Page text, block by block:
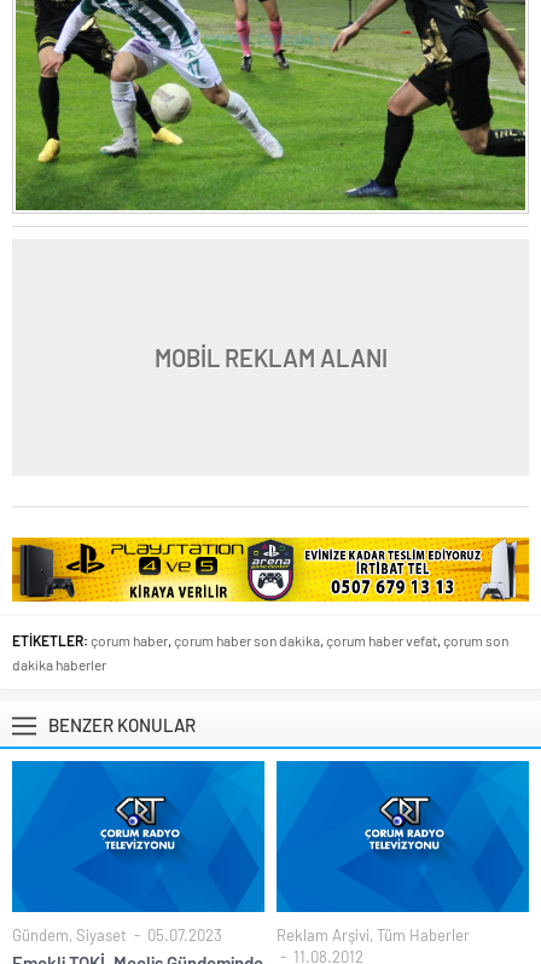
MOBİL REKLAM ALANI
ETİKETLER: çorum haber çorum haber son dakika çorum haber vefat çorum son
dakika haberler
BENZER KONULAR
Gündem, Siyaset 05.07.2023 Reklam Arşivi, Tüm Haberler
11.08.2012